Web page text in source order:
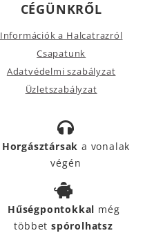
CÉGÜNKRŐL
Információk a Halcatrazról
Csapatunk
Adatvédelmi szabályzat
Üzletszabályzat
Horgásztársak a vonalak
végén
Hűségpontokkal még
többetspórolhatsz